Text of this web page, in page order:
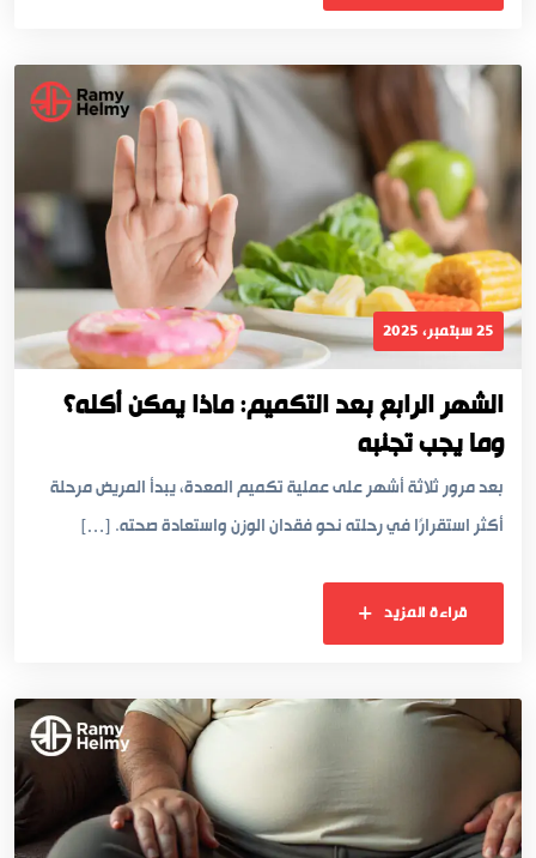
25 سبتمبر، 2025
الشهر الرابع بعد التكميم: ماذا يمكن أكله؟
وما يجب تجنبه
بعد مرور ثلاثة أشهر على عملية تكميم المعدة، يبدأ المريض مرحلة
أكثر استقرارًا في رحلته نحو فقدان الوزن واستعادة صحته. […]
قراءة المزيد